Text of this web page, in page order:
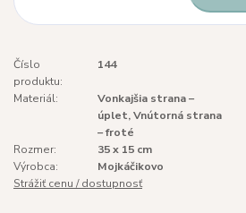
Číslo
produktu:
144
Materiál:
Vonkajšia strana –
úplet, Vnútorná strana
– froté
Rozmer:
35 x 15 cm
Výrobca:
Mojkáčikovo
Strážiť cenu / dostupnosť